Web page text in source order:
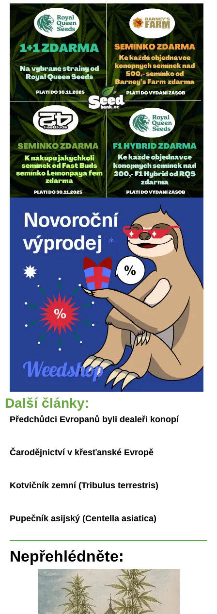
Další články:
Předchůdci Evropanů byli dealeři konopí
Čarodějnictví v křesťanské Evropě
Kotvičník zemní (Tribulus terrestris)
Pupečník asijský (Centella asiatica)
Nepřehlédněte: